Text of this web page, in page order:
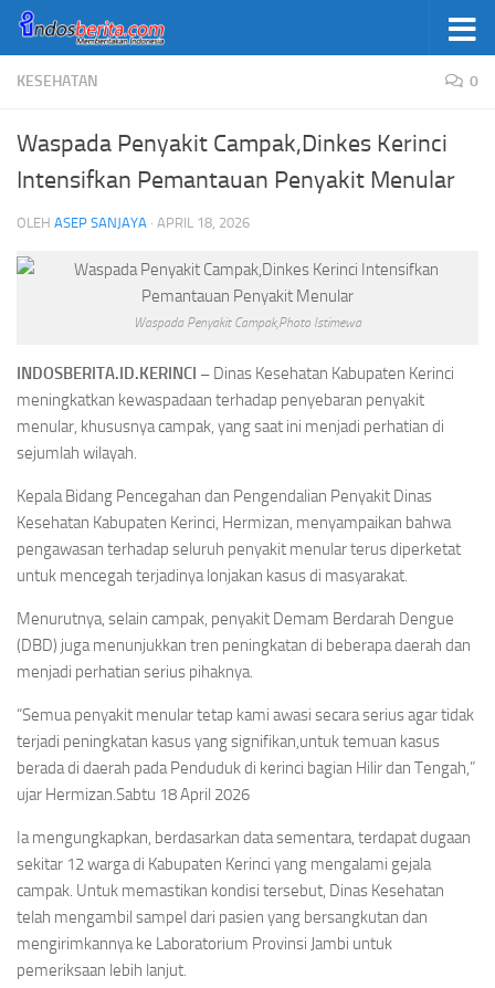
Skip to content
KESEHATAN 0
Waspada Penyakit Campak,Dinkes Kerinci
Intensifkan Pemantauan Penyakit Menular
OLEH ASEP SANJAYA · APRIL 18, 2026
Waspada Penyakit Campak,Photo Istimewa
INDOSBERITA.ID.KERINCI – Dinas Kesehatan Kabupaten Kerinci
meningkatkan kewaspadaan terhadap penyebaran penyakit
menular, khususnya campak, yang saat ini menjadi perhatian di
sejumlah wilayah.
Kepala Bidang Pencegahan dan Pengendalian Penyakit Dinas
Kesehatan Kabupaten Kerinci, Hermizan, menyampaikan bahwa
pengawasan terhadap seluruh penyakit menular terus diperketat
untuk mencegah terjadinya lonjakan kasus di masyarakat.
Menurutnya, selain campak, penyakit Demam Berdarah Dengue
(DBD) juga menunjukkan tren peningkatan di beberapa daerah dan
menjadi perhatian serius pihaknya.
“Semua penyakit menular tetap kami awasi secara serius agar tidak
terjadi peningkatan kasus yang signifikan,untuk temuan kasus
berada di daerah pada Penduduk di kerinci bagian Hilir dan Tengah,”
ujar Hermizan.Sabtu 18 April 2026
Ia mengungkapkan, berdasarkan data sementara, terdapat dugaan
sekitar 12 warga di Kabupaten Kerinci yang mengalami gejala
campak. Untuk memastikan kondisi tersebut, Dinas Kesehatan
telah mengambil sampel dari pasien yang bersangkutan dan
mengirimkannya ke Laboratorium Provinsi Jambi untuk
pemeriksaan lebih lanjut.